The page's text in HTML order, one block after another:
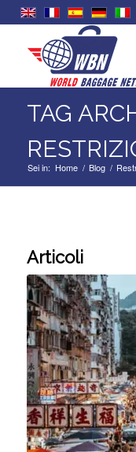
TAG
Sei in: Home / Blog /
Articoli